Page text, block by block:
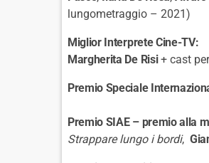
lungometraggio – 2021)
Miglior Interprete Cine-TV:
Margherita De Risi+ cast
Premio Speciale
Premio SIAE – premio alla
Strappare lungo i bordi,